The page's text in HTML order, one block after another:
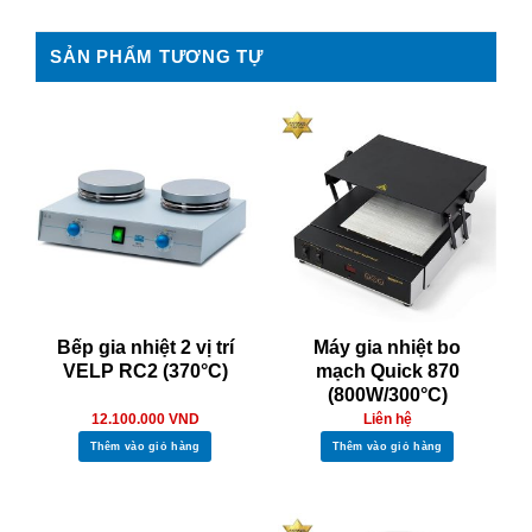
SẢN PHẨM TƯƠNG TỰ
Bếp gia nhiệt 2 vị trí
VELP RC2 (370°C)
12.100.000 VND
Thêm vào giỏ hàng
Máy gia nhiệt bo
mạch Quick 870
(800W/300°C)
Liên hệ
Thêm vào giỏ hàng